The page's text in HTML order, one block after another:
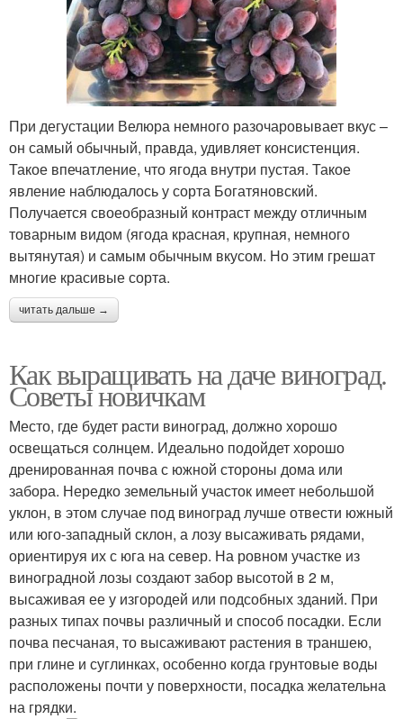
При дегустации Велюра немного разочаровывает вкус –
он самый обычный, правда, удивляет консистенция.
Такое впечатление, что ягода внутри пустая. Такое
явление наблюдалось у сорта Богатяновский.
Получается своеобразный контраст между отличным
товарным видом (ягода красная, крупная, немного
вытянутая) и самым обычным вкусом. Но этим грешат
многие красивые сорта.
читать дальше →
Как выращивать на даче виноград.
Советы новичкам
Место, где будет расти виноград, должно хорошо
освещаться солнцем. Идеально подойдет хорошо
дренированная почва с южной стороны дома или
забора. Нередко земельный участок имеет небольшой
уклон, в этом случае под виноград лучше отвести южный
или юго-западный склон, а лозу высаживать рядами,
ориентируя их с юга на север. На ровном участке из
виноградной лозы создают забор высотой в 2 м,
высаживая ее у изгородей или подсобных зданий. При
разных типах почвы различный и способ посадки. Если
почва песчаная, то высаживают растения в траншею,
при глине и суглинках, особенно когда грунтовые воды
расположены почти у поверхности, посадка желательна
на грядки.